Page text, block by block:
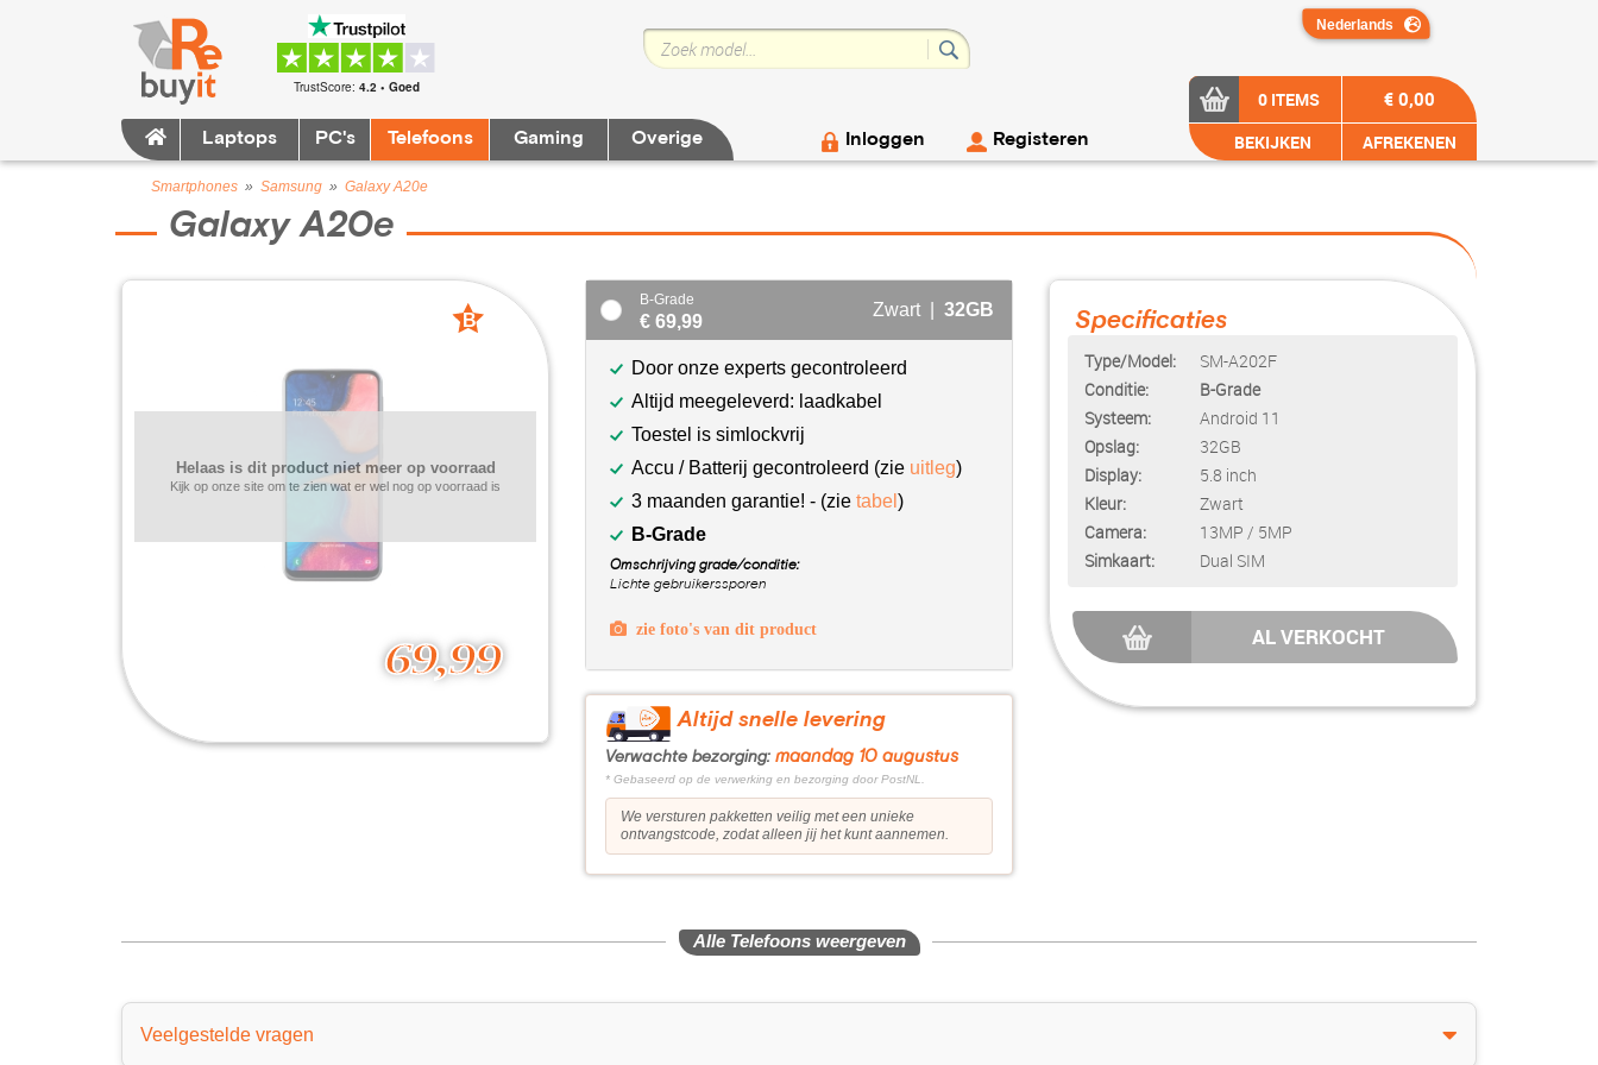
TrustScore: 4.2 • Goed
Laptops PC's Telefoons Gaming Overige Inloggen Registeren
0 ITEMS
BEKIJKEN
€ 0,00
AFREKENEN
Smartphones » Samsung » Galaxy A20e
Galaxy A20e
69,99
Helaas is dit product niet meer op voorraad
Kijk op onze site om te zien wat er wel nog op voorraad is
B
B-Grade
€ 69,99
Zwart | 32GB
Door onze experts gecontroleerd
Altijd meegeleverd: laadkabel
Toestel is simlockvrij
Accu / Batterij gecontroleerd (zie uitleg)
3 maanden garantie! - (zie tabel )
B-Grade
Omschrijving grade/conditie:
Lichte gebruikerssporen
zie foto's van dit product
Altijd snelle levering
Verwachte bezorging: maandag 10 augustus
* Gebaseerd op de verwerking en bezorging door PostNL.
We versturen pakketten veilig met een unieke
ontvangstcode, zodat alleen jij het kunt aannemen.
Specificaties
Type/Model:
Conditie:
Systeem:
Opslag:
Display:
Kleur:
Camera:
Simkaart:
SM-A202F
B-Grade
Android 11
32GB
5.8 inch
Zwart
13MP / 5MP
Dual SIM
AL VERKOCHT
Alle Telefoons weergeven
Veelgestelde vragen